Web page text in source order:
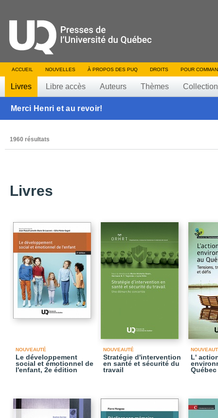
ACCUEIL NOUVELLES À PROPOS DES PUQ DROITS POUR
Livres Libre accès Auteurs Thèmes
Merci Henri et au revoir!
1960 résultats
Livres
NOUVEAUTÉ
Le développement
social et émotionnel de
l'enfant, 2e édition
NOUVEAUTÉ
Stratégie d'intervention
en santé et sécurité du
travail
L'
Québec